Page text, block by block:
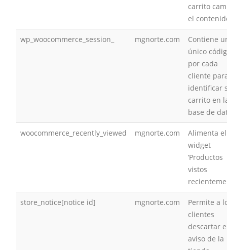
carrito
el
wp_woocommerce_session_ mgnorte.com
Contiene
único
por cada
cliente
identificar
carrito en
base de
woocommerce_recently_viewed mgnorte.com
Alimenta el
widget
‘Productos
vistos
store_notice[notice id] mgnorte.com
Permite a
clientes
descartar
aviso de la